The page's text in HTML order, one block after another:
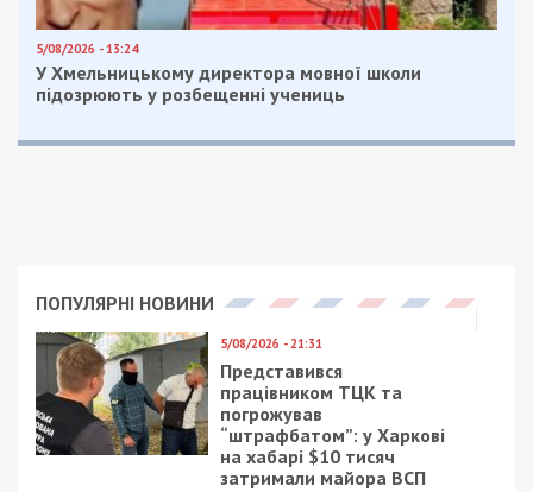
5/08/2026 - 13:24
У Хмельницькому директора мовної школи
підозрюють у розбещенні учениць
ПОПУЛЯРНІ НОВИНИ
5/08/2026 - 21:31
Представився
працівником ТЦК та
погрожував
“штрафбатом”: у Харкові
на хабарі $10 тисяч
затримали майора ВСП